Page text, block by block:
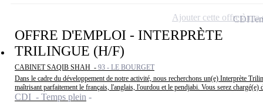
OFFRE D'EMPLOI - INTERPRÈTE
TRILINGUE (H/F)
CABINET SAQIB SHAH - 93 - LE BOURGET
Dans le cadre du développement de notre activité, nous recherchons un(e) Interprète
maîtrisant parfaitement le français, l'anglais, l'ourdou et le pendjabi. Vous serez chargé(e)
CDI - Temps plein
CDI
Ajouter cette offre à ma